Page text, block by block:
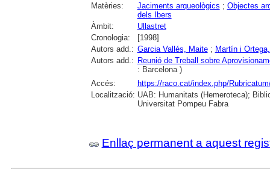
Matèries: Jaciments arqueològics ; Objectes
dels Ibers
Àmbit:
Ullastret
Cronologia:
[1998]
Autors add.: Garcia Vallés, Maite; Martín i
Autors add.: Reunió de Treball sobre
: Barcelona )
Accés:
https://raco.cat/index.php/
Localització: UAB: Humanitats (Hemeroteca);
Universitat Pompeu Fabra
Enllaç permanent a aquest